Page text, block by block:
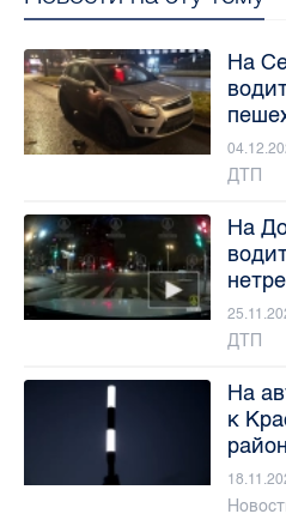
На
ДТП
На
ДТП
На
к